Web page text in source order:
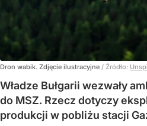
Dron wabik. Zdjęcie ilustracyjne / Źródło:
Władze Bułgarii wezwały
do MSZ. Rzecz dotyczy
produkcji w pobliżu stacji